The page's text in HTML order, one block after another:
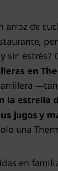
arroz de
sin estrés?
en
la estrella
jugos y
una
en